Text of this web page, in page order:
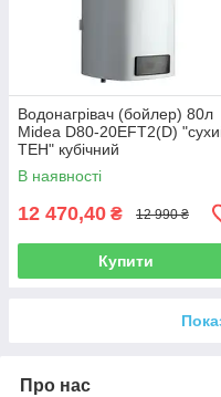
Водонагрівач (бойлер) 80л
Midea D80-20EFT2(D)
ТЕН" кубічний
В наявності
12 470,40 ₴ 12 990 ₴
Купити
Про нас